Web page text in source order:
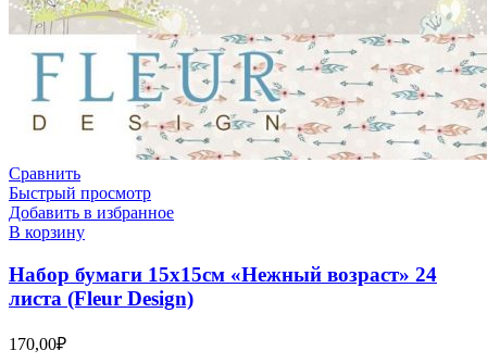
Сравнить
Быстрый просмотр
Добавить в избранное
В корзину
Набор бумаги 15х15см «Нежный возраст» 24
листа (Fleur Design)
170,00₽